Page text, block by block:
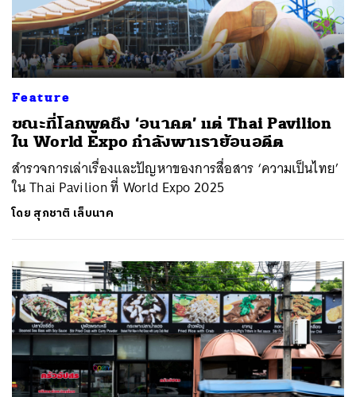
Feature
ขณะที่โลกพูดถึง ‘อนาคต’ แต่ Thai Pavilion
ใน World Expo กำลังพาเราย้อนอดีต
สำรวจการเล่าเรื่องและปัญหาของการสื่อสาร ‘ความเป็นไทย’
ใน Thai Pavilion ที่ World Expo 2025
โดย สุภชาติ เล็บนาค